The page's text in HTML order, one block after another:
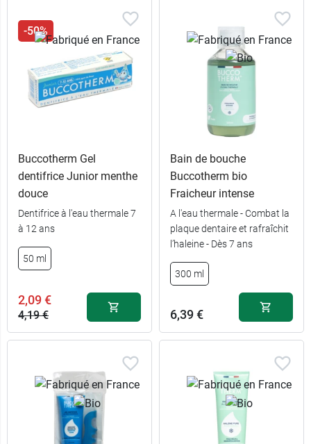
75 ml
100 ml
Recharge 6,29 €
-50%
Buccotherm Gel
dentifrice Junior menthe
douce
Dentifrice à l'eau thermale 7
à 12 ans
50 ml
2,09 €
4,19 €
Bain de bouche
Buccotherm bio
Fraicheur intense
A l'eau thermale - Combat la
plaque dentaire et rafraîchit
l’haleine - Dès 7 ans
300 ml
6,39 €